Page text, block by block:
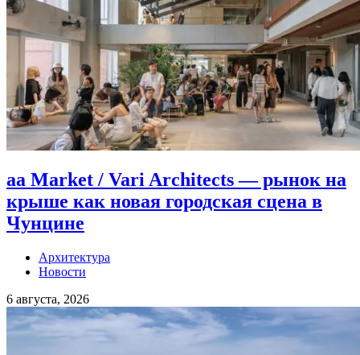
aa Market / Vari Architects — рынок на
крыше как новая городская сцена в
Чунцине
Архитектура
Новости
6 августа, 2026